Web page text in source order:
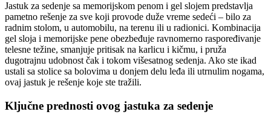
Jastuk za sedenje sa memorijskom penom i gel slojem predstavlja
pametno rešenje za sve koji provode duže vreme sedeći – bilo za
radnim stolom, u automobilu, na terenu ili u radionici. Kombinacija
gel sloja i memorijske pene obezbeđuje ravnomerno raspoređivanje
telesne težine, smanjuje pritisak na karlicu i kičmu, i pruža
dugotrajnu udobnost čak i tokom višesatnog sedenja. Ako ste ikad
ustali sa stolice sa bolovima u donjem delu leđa ili utrnulim nogama,
ovaj jastuk je rešenje koje ste tražili.
Ključne prednosti ovog jastuka za sedenje